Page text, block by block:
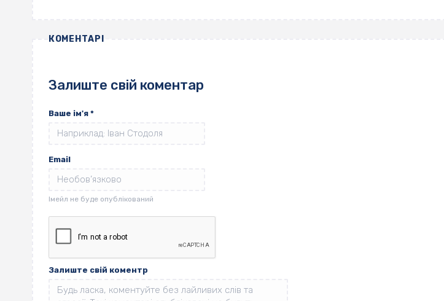
КОМЕНТАРІ
Залиште свій коментар
Ваше ім'я *
Email
Залиште свій коментр